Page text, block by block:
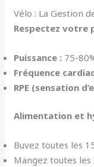
Vélo : La Gestion
Respectez votre
Puissance : 75-
Fréquence
RPE (sensation
Alimentation et
Buvez toutes les
Mangez toutes